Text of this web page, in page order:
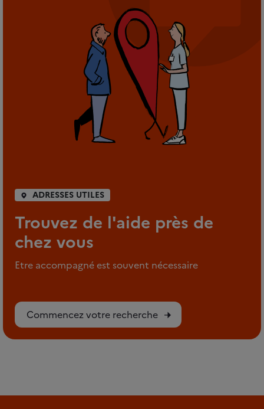
ADRESSES UTILES
Trouvez de l'aide près de
chez vous
Etre accompagné est souvent nécessaire
Commencez votre recherche